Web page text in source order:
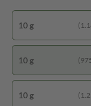
10 g
10 g
10 g